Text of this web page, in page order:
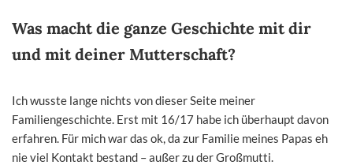
Was macht die ganze Geschichte mit dir
und mit deiner Mutterschaft?
Ich wusste lange nichts von dieser Seite meiner
Familiengeschichte. Erst mit 16/17 habe ich überhaupt davon
erfahren. Für mich war das ok, da zur Familie meines Papas eh
nie viel Kontakt bestand – außer zu der Großmutti.